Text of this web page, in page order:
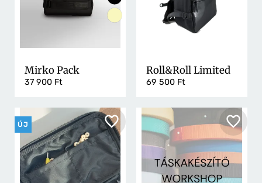
Mirko Pack
37 900 Ft
Roll&Roll Limited
69 500 Ft
ÚJ